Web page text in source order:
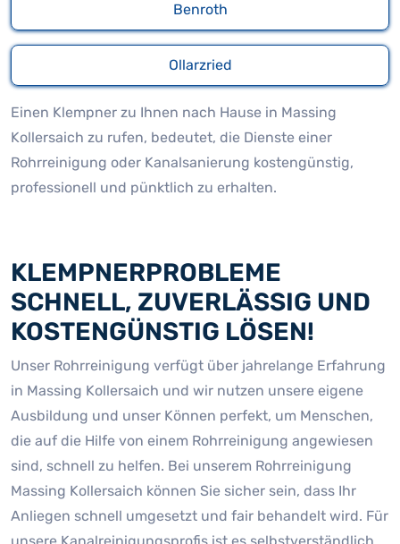
Benroth
Ollarzried
Einen Klempner zu Ihnen nach Hause in Massing
Kollersaich zu rufen, bedeutet, die Dienste einer
Rohrreinigung oder Kanalsanierung kostengünstig,
professionell und pünktlich zu erhalten.
KLEMPNERPROBLEME
SCHNELL, ZUVERLÄSSIG UND
KOSTENGÜNSTIG LÖSEN!
Unser Rohrreinigung verfügt über jahrelange Erfahrung
in Massing Kollersaich und wir nutzen unsere eigene
Ausbildung und unser Können perfekt, um Menschen,
die auf die Hilfe von einem Rohrreinigung angewiesen
sind, schnell zu helfen. Bei unserem Rohrreinigung
Massing Kollersaich können Sie sicher sein, dass Ihr
Anliegen schnell umgesetzt und fair behandelt wird. Für